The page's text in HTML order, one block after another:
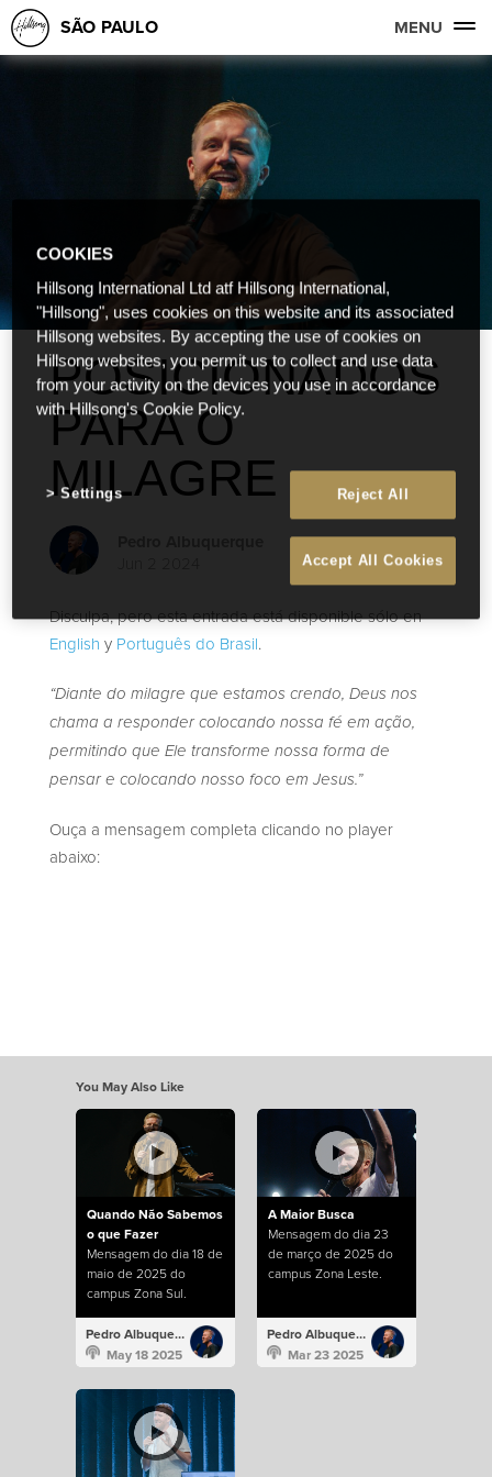
SÃO PAULO MENU
POSICIONADOS
PARA O
MILAGRE
Disculpa, pero esta entrada está disponible sólo en
English y Português do Brasil.
“Diante do milagre que estamos crendo, Deus nos
chama a responder colocando nossa fé em ação,
permitindo que Ele transforme nossa forma de
pensar e colocando nosso foco em Jesus.”
Ouça a mensagem completa clicando no player
abaixo:
You May Also Like
Quando Não Sabemos
o que Fazer
Mensagem do dia 18 de
maio de 2025 do
campus Zona Sul.
Pedro Albuquerque
May 18 2025
A Maior Busca
Mensagem do dia 23
de março de 2025 do
campus Zona Leste.
Pedro Albuquerque
Mar 23 2025
COOKIES
Hillsong International Ltd atf Hillsong International,
"Hillsong", uses cookies on this website and its associated
Hillsong websites. By accepting the use of cookies on
Hillsong websites, you permit us to collect and use data
from your activity on the devices you use in accordance
with Hillsong's Cookie Policy.
Reject All
Accept All Cookies
Settings